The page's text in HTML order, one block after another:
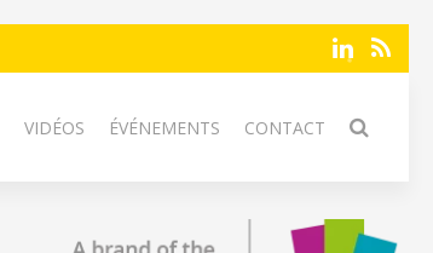
VIDÉOS ÉVÉNEMENTS CONTACT